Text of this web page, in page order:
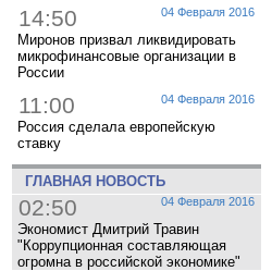
04 Февраля 2016
14:50
Миронов призвал ликвидировать
микрофинансовые организации в
России
04 Февраля 2016
11:00
Россия сделала европейскую
ставку
ГЛАВНАЯ НОВОСТЬ
04 Февраля 2016
02:50
Экономист Дмитрий Травин
"Коррупционная составляющая
огромна в российской экономике"